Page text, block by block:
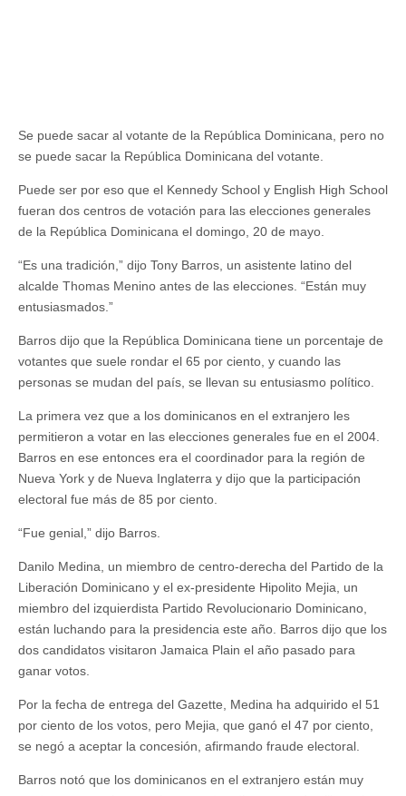
Se puede sacar al votante de la República Dominicana, pero no
se puede sacar la República Dominicana del votante.
Puede ser por eso que el Kennedy School y English High School
fueran dos centros de votación para las elecciones generales
de la República Dominicana el domingo, 20 de mayo.
“Es una tradición,” dijo Tony Barros, un asistente latino del
alcalde Thomas Menino antes de las elecciones. “Están muy
entusiasmados.”
Barros dijo que la República Dominicana tiene un porcentaje de
votantes que suele rondar el 65 por ciento, y cuando las
personas se mudan del país, se llevan su entusiasmo político.
La primera vez que a los dominicanos en el extranjero les
permitieron a votar en las elecciones generales fue en el 2004.
Barros en ese entonces era el coordinador para la región de
Nueva York y de Nueva Inglaterra y dijo que la participación
electoral fue más de 85 por ciento.
“Fue genial,” dijo Barros.
Danilo Medina, un miembro de centro-derecha del Partido de la
Liberación Dominicano y el ex-presidente Hipolito Mejia, un
miembro del izquierdista Partido Revolucionario Dominicano,
están luchando para la presidencia este año. Barros dijo que los
dos candidatos visitaron Jamaica Plain el año pasado para
ganar votos.
Por la fecha de entrega del Gazette, Medina ha adquirido el 51
por ciento de los votos, pero Mejia, que ganó el 47 por ciento,
se negó a aceptar la concesión, afirmando fraude electoral.
Barros notó que los dominicanos en el extranjero están muy